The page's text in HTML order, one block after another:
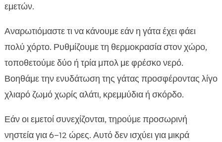
εμετών.
Αναρωτιόμαστε τι να κάνουμε εάν η γάτα έχει φάει
πολύ χόρτο. Ρυθμίζουμε τη θερμοκρασία στον χώρο,
τοποθετούμε δύο ή τρία μπολ με φρέσκο νερό.
Βοηθάμε την ενυδάτωση της γάτας προσφέροντας λίγο
χλιαρό ζωμό χωρίς αλάτι, κρεμμύδια ή σκόρδο.
Εάν οι εμετοί συνεχίζονται, τηρούμε προσωρινή
νηστεία για 6–12 ώρες. Αυτό δεν ισχύει για μικρά